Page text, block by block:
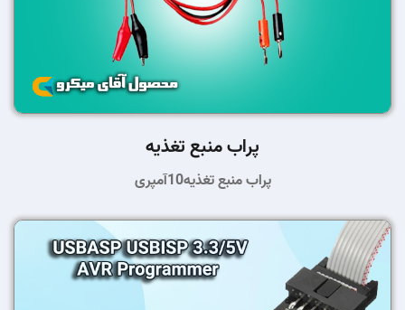
پراب منبع تغذیه
پراب منبع تغذیه10آمپری